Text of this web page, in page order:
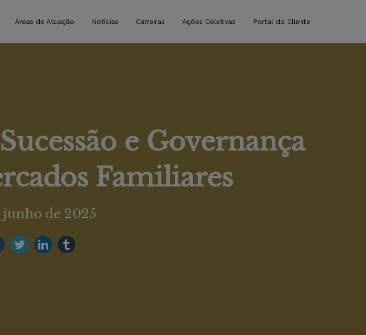
Áreas de Atuação Notícias Carreiras Ações Coletivas Portal do Cliente
e Governança
Familiares
junho de 2025